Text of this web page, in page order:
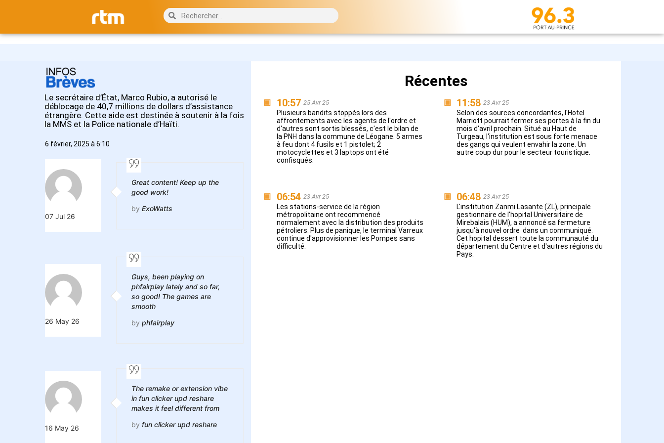
Le secrétaire d’État, Marco Rubio, a autorisé le
déblocage de 40,7 millions de dollars d’assistance
étrangère. Cette aide est destinée à soutenir à la fois
la MMS et la Police nationale d’Haïti.
6 février, 2025 à 6:10
07 Jul 26
Great content! Keep up the
good work!
byExoWatts
26 May 26
Guys, been playing on
phfairplay lately and so far,
so good! The games are
smooth
byphfairplay
16 May 26
The remake or extension vibe
in fun clicker upd reshare
makes it feel different from
byfun clicker upd reshare
Récentes
▣ 10:57 25 Avr 25
Plusieurs bandits stoppés lors des
affrontements avec les agents de l'ordre et
d'autres sont sortis blessés, c'est le bilan de
la PNH dans la commune de Léogane. 5 armes
à feu dont 4 fusils et 1 pistolet; 2
motocyclettes et 3 laptops ont été
confisqués.
▣ 11:58 23 Avr 25
Selon des sources concordantes, l'Hotel
Marriott pourrait fermer ses portes à la fin du
mois d'avril prochain. Situé au Haut de
Turgeau, l'institution est sous forte menace
des gangs qui veulent envahir la zone. Un
autre coup dur pour le secteur touristique.
▣ 06:54 23 Avr 25
Les stations-service de la région
métropolitaine ont recommencé
normalement avec la distribution des produits
pétroliers. Plus de panique, le terminal Varreux
continue d'approvisionner les Pompes sans
difficulté.
▣ 06:48 23 Avr 25
L'institution Zanmi Lasante (ZL), principale
gestionnaire de l'hopital Universitaire de
Mirebalais (HUM), a annoncé sa fermeture
jusqu'à nouvel ordre dans un communiqué.
Cet hopital dessert toute la communauté du
département du Centre et d'autres régions du
Pays.